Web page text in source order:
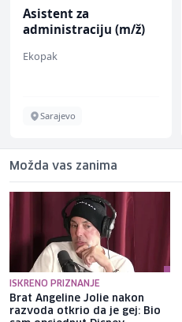
Asistent za
administraciju (m/ž)
Ekopak
Sarajevo
Možda vas zanima
ISKRENO PRIZNANJE
Brat Angeline Jolie nakon
razvoda otkrio da je gej: Bio